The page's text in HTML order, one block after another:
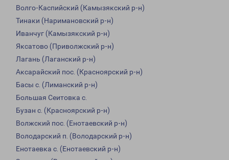
Волго-Каспийский (Камызякский р-н)
Тинаки (Наримановский р-н)
Иванчуг (Камызякский р-н)
Яксатово (Приволжский р-н)
Лагань (Лаганский р-н)
Аксарайский пос. (Красноярский р-н)
Басы с. (Лиманский р-н)
Большая Сеитовка с.
Бузан с. (Красноярский р-н)
Волжский пос. (Енотаевский р-н)
Володарский п. (Володарский р-н)
Енотаевка с. (Енотаевский р-н)